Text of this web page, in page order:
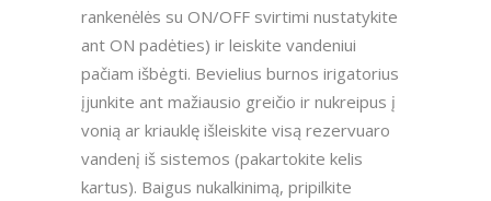
rankenėlės su ON/OFF svirtimi nustatykite
ant ON padėties) ir leiskite vandeniui
pačiam išbėgti. Bevielius burnos irigatorius
įjunkite ant mažiausio greičio ir nukreipus į
vonią ar kriauklę išleiskite visą rezervuaro
vandenį iš sistemos (pakartokite kelis
kartus). Baigus nukalkinimą, pripilkite